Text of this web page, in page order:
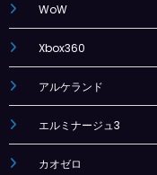
WoW
Xbox360
アルケランド
エルミナージュ3
カオゼロ